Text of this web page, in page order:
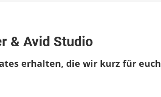
& Avid Studio
erhalten, die wir kurz für euch